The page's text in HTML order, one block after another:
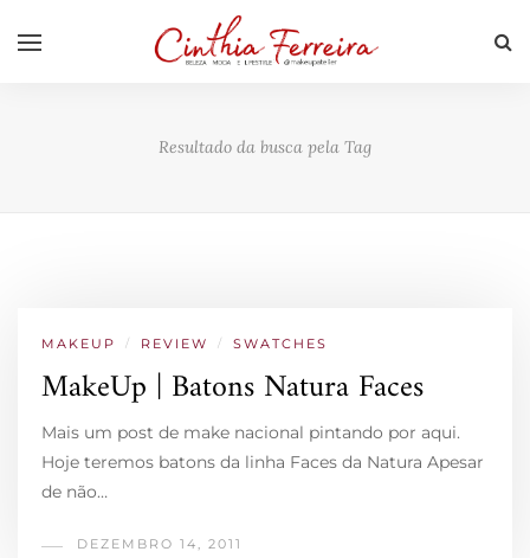
Resultado da busca pela Tag
MAKEUP / REVIEW / SWATCHES
MakeUp | Batons Natura Faces
Mais um post de make nacional pintando por aqui.
Hoje teremos batons da linha Faces da Natura Apesar
de não…
DEZEMBRO 14, 2011